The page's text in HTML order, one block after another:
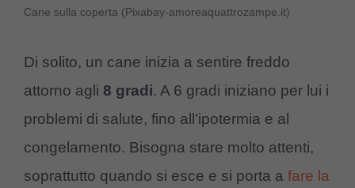
Cane sulla coperta (Pixabay-amoreaquattrozampe.it)
Di solito, un cane inizia a sentire freddo
attorno agli 8 gradi. A 6 gradi iniziano per lui i
problemi di salute, fino all’ipotermia e al
congelamento. Bisogna stare molto attenti,
soprattutto quando si esce e si porta a fare la